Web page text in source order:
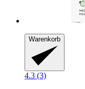
Warenkorb
4.3 (3)